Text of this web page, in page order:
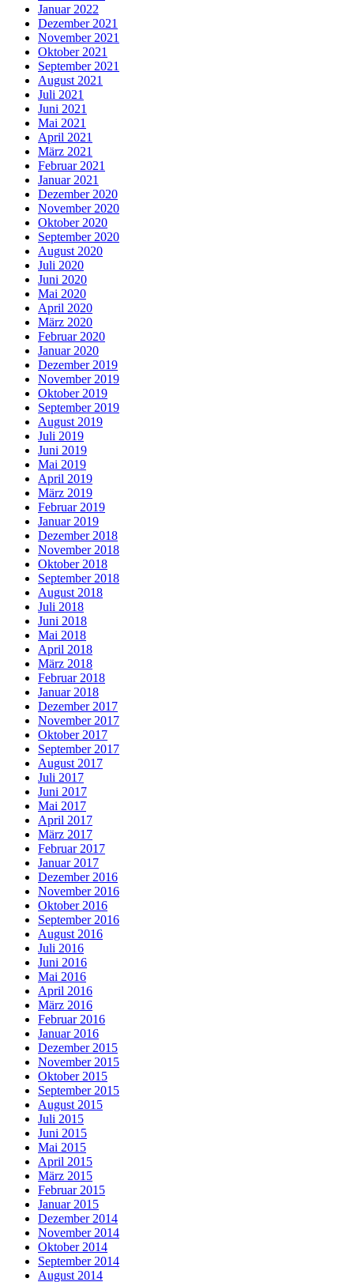
Januar 2022
Dezember 2021
November 2021
Oktober 2021
September 2021
August 2021
Juli 2021
Juni 2021
Mai 2021
April 2021
März 2021
Februar 2021
Januar 2021
Dezember 2020
November 2020
Oktober 2020
September 2020
August 2020
Juli 2020
Juni 2020
Mai 2020
April 2020
März 2020
Februar 2020
Januar 2020
Dezember 2019
November 2019
Oktober 2019
September 2019
August 2019
Juli 2019
Juni 2019
Mai 2019
April 2019
März 2019
Februar 2019
Januar 2019
Dezember 2018
November 2018
Oktober 2018
September 2018
August 2018
Juli 2018
Juni 2018
Mai 2018
April 2018
März 2018
Februar 2018
Januar 2018
Dezember 2017
November 2017
Oktober 2017
September 2017
August 2017
Juli 2017
Juni 2017
Mai 2017
April 2017
März 2017
Februar 2017
Januar 2017
Dezember 2016
November 2016
Oktober 2016
September 2016
August 2016
Juli 2016
Juni 2016
Mai 2016
April 2016
März 2016
Februar 2016
Januar 2016
Dezember 2015
November 2015
Oktober 2015
September 2015
August 2015
Juli 2015
Juni 2015
Mai 2015
April 2015
März 2015
Februar 2015
Januar 2015
Dezember 2014
November 2014
Oktober 2014
September 2014
August 2014